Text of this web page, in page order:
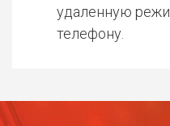
удаленную
телефону.